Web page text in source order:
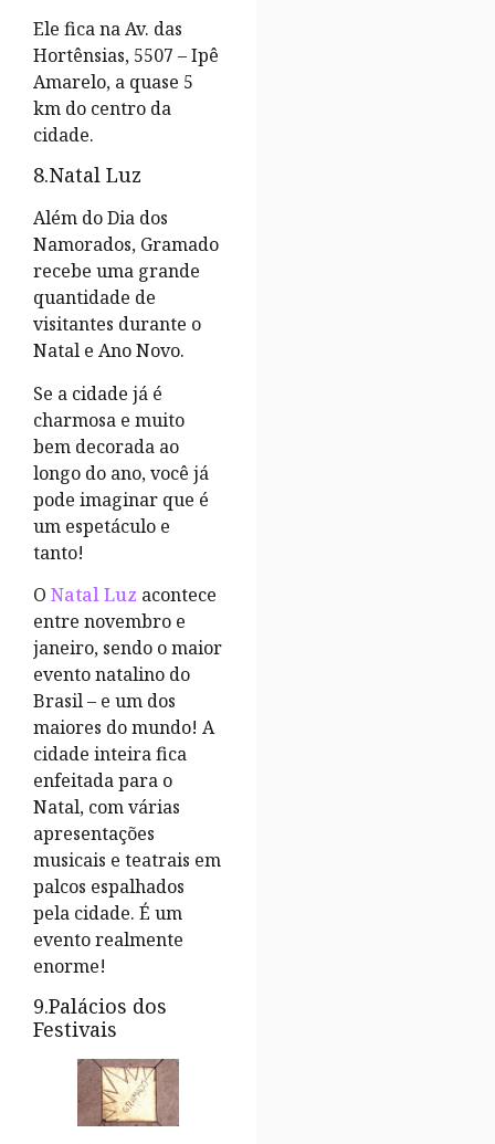
Ele fica na Av. das
Hortênsias, 5507 – Ipê
Amarelo, a quase 5
km do centro da
cidade.
8.Natal Luz
Além do Dia dos
Namorados, Gramado
recebe uma grande
quantidade de
visitantes durante o
Natal e Ano Novo.
Se a cidade já é
charmosa e muito
bem decorada ao
longo do ano, você já
pode imaginar que é
um espetáculo e
tanto!
O Natal Luz acontece
entre novembro e
janeiro, sendo o maior
evento natalino do
Brasil – e um dos
maiores do mundo! A
cidade inteira fica
enfeitada para o
Natal, com várias
apresentações
musicais e teatrais em
palcos espalhados
pela cidade. É um
evento realmente
enorme!
9.Palácios dos
Festivais